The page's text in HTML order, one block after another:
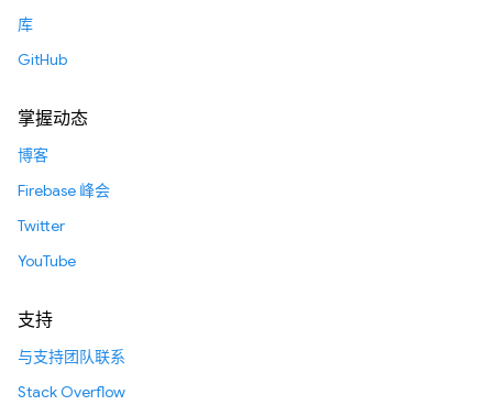
库
GitHub
掌握动态
博客
Firebase 峰会
Twitter
YouTube
支持
与支持团队联系
Stack Overflow